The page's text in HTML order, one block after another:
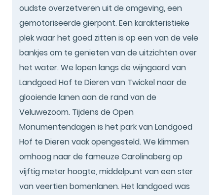
oudste overzetveren uit de omgeving, een
gemotoriseerde gierpont. Een karakteristieke
plek waar het goed zitten is op een van de vele
bankjes om te genieten van de uitzichten over
het water. We lopen langs de wijngaard van
Landgoed Hof te Dieren van Twickel naar de
glooiende lanen aan de rand van de
Veluwezoom. Tijdens de Open
Monumentendagen is het park van Landgoed
Hof te Dieren vaak opengesteld. We klimmen
omhoog naar de fameuze Carolinaberg op
vijftig meter hoogte, middelpunt van een ster
van veertien bomenlanen. Het landgoed was